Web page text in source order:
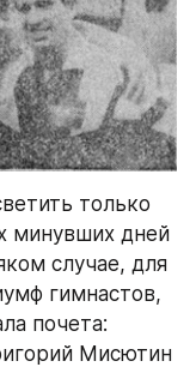
только
минувших дней
случае, для
гимнастов,
почета:
Мисютин